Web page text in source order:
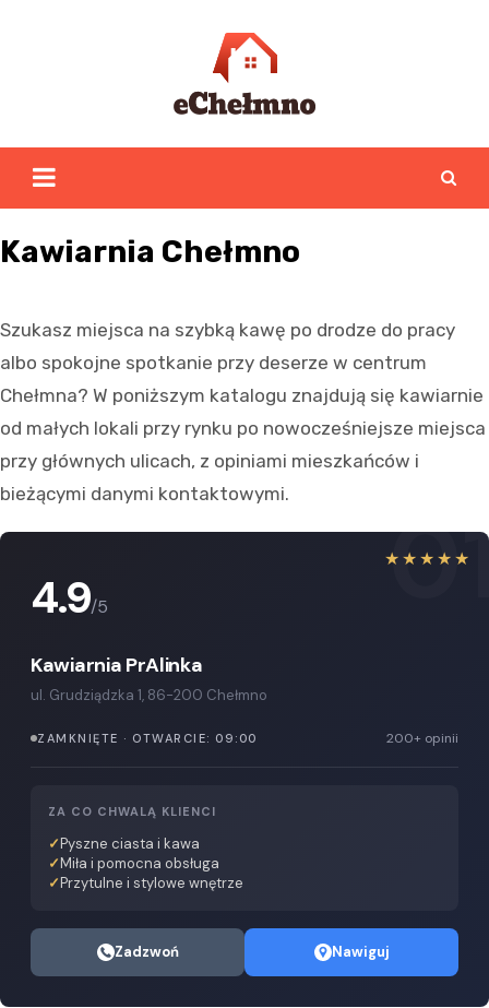
Kawiarnia Chełmno
Szukasz miejsca na szybką kawę po drodze do pracy
albo spokojne spotkanie przy deserze w centrum
Chełmna? W poniższym katalogu znajdują się kawiarnie
od małych lokali przy rynku po nowocześniejsze miejsca
przy głównych ulicach, z opiniami mieszkańców i
bieżącymi danymi kontaktowymi.
★★★★★
4.9/5
Kawiarnia PrAlinka
ul. Grudziądzka 1, 86-200 Chełmno
ZAMKNIĘTE · OTWARCIE: 09:00 200+ opinii
ZA CO CHWALĄ KLIENCI
Pyszne ciasta i kawa
Miła i pomocna obsługa
Przytulne i stylowe wnętrze
Zadzwoń Nawiguj